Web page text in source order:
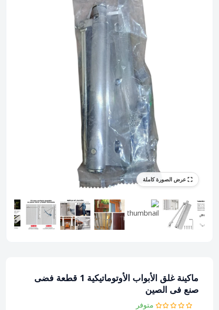
ماكينة غلق الأبواب الأوتوماتيكية 1 قطعة فضى
صنع فى الصين
متوفر